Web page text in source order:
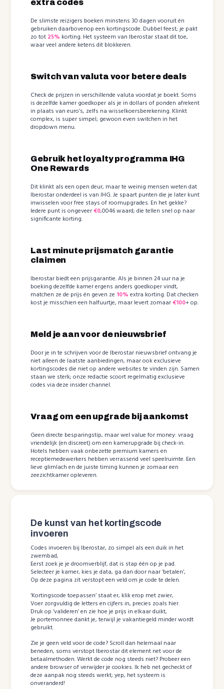
extra codes
De slimste reizigers boeken minstens 30 dagen vooruit én
gebruiken daarbovenop een kortingscode. Dubbel feest; je pakt
zo tot 25% korting. Het systeem van Iberostar staat dit toe,
waar veel andere ketens dit blokkeren.
Switch van valuta voor betere deals
Check de prijzen in verschillende valuta voordat je boekt. Soms
is dezelfde kamer goedkoper als je in dollars of ponden afrekent
in plaats van euro’s, zelfs na wisselkoersberekening. Klinkt
complex, is super simpel; gewoon even switchen in het
dropdown menu.
Gebruik het loyalty programma IHG
One Rewards
Dit klinkt als een open deur, maar te weinig mensen weten dat
Iberostar onderdeel is van IHG. Je spaart punten die je later kunt
inwisselen voor free stays of roomupgrades. En het gekke?
Iedere punt is ongeveer€0,0046 waard; die tellen snel op naar
significante korting.
Last minute prijsmatch garantie
claimen
Iberostar biedt een prijsgarantie. Als je binnen 24 uur na je
boeking dezelfde kamer ergens anders goedkoper vindt,
matchen ze de prijs én geven ze 10% extra korting. Dat checken
kost je misschien een halfuurtje, maar levert zomaar€100+ op.
Meld je aan voor de nieuwsbrief
Door je in te schrijven voor de Iberostar nieuwsbrief ontvang je
niet alleen de laatste aanbiedingen, maar ook exclusieve
kortingscodes die niet op andere websites te vinden zijn. Samen
staan we sterk; onze redactie scoort regelmatig exclusieve
codes via deze insider channel.
Vraag om een upgrade bij aankomst
Geen directe besparingstip, maar wel value for money: vraag
vriendelijk (en discreet) om een kamerupgrade bij check-in.
Hotels hebben vaak onbezette premium kamers en
receptiemedewerkers hebben verrassend veel speelruimte. Een
lieve glimlach en de juiste timing kunnen je zomaar een
zeezichtkamer opleveren.
De kunst van het kortingscode
invoeren
Codes invoeren bij Iberostar, zo simpel als een duik in het
zwembad,
Eerst zoek je je droomverblijf, dat is stap één op je pad.
Selecteer je kamer, kies je data, ga dan door naar ‘betalen’,
Op deze pagina zit verstopt een veld om je code te delen.
‘Kortingscode toepassen’ staat er, klik erop met zwier,
Voer zorgvuldig de letters en cijfers in, precies zoals hier.
Druk op ‘valideren’ en zie hoe je prijs in elkaar duikt,
Je portemonnee dankt je, terwijl je vakantiegeld minder wordt
gebruikt.
Zie je geen veld voor de code? Scroll dan helemaal naar
beneden, soms verstopt Iberostar dit element net voor de
betaalmethoden. Werkt de code nog steeds niet? Probeer een
andere browser of verwijder je cookies. Ik heb net gecheckt of
deze aanpak nog steeds werkt; yep, het systeem is
onveranderd!